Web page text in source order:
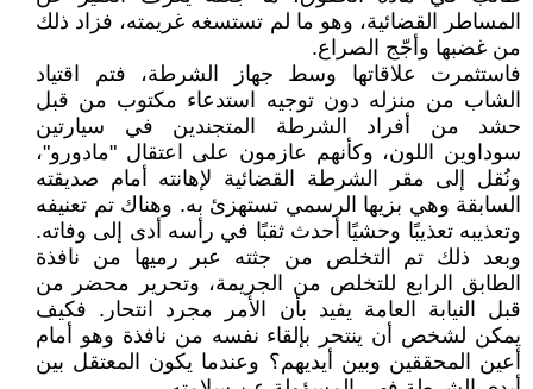
المساطر القضائية، وهو ما لم تستسغه غريمته، فزاد ذلك
من غضبها وأجّج الصراع.
فاستثمرت علاقاتها وسط جهاز الشرطة، فتم اقتياد
الشاب من منزله دون توجيه استدعاء مكتوب من قبل
حشد من أفراد الشرطة المتجندين في سيارتين
سوداوين اللون، وكأنهم عازمون على اعتقال "مادورو"،
ونُقل إلى مقر الشرطة القضائية لإهانته أمام صديقته
السابقة وهي بزيها الرسمي تستهزئ به. وهناك تم تعنيفه
وتعذيبه تعذيبًا وحشيًا أحدث ثقبًا في رأسه أدى إلى وفاته.
وبعد ذلك تم التخلص من جثته عبر رميها من نافذة
الطابق الرابع للتخلص من الجريمة، وتحرير محضر من
قبل النيابة العامة يفيد بأن الأمر مجرد انتحار. فكيف
يمكن لشخص أن ينتحر بإلقاء نفسه من نافذة وهو أمام
أعين المحققين وبين أيديهم؟ وعندما يكون المعتقل بين